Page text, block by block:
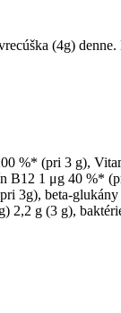
(4g)
%* (pri 3 g),
1 μg 40 %*
beta-
g (3 g),